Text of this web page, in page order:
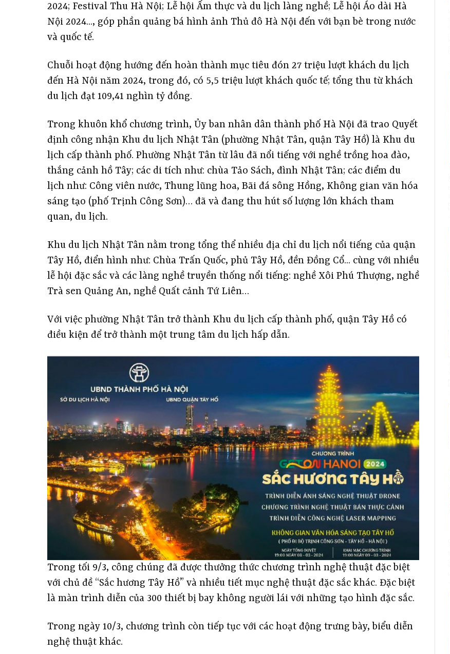
2024; Festival Thu Hà Nội; Lễ hội Ẩm thực và du lịch làng nghề; Lễ hội Áo dài Hà
Nội 2024..., góp phần quảng bá hình ảnh Thủ đô Hà Nội đến với bạn bè trong nước
và quốc tế.
Chuỗi hoạt động hướng đến hoàn thành mục tiêu đón 27 triệu lượt khách du lịch
đến Hà Nội năm 2024, trong đó, có 5,5 triệu lượt khách quốc tế; tổng thu từ khách
du lịch đạt 109,41 nghìn tỷ đồng.
Trong khuôn khổ chương trình, Ủy ban nhân dân thành phố Hà Nội đã trao Quyết
định công nhận Khu du lịch Nhật Tân (phường Nhật Tân, quận Tây Hồ) là Khu du
lịch cấp thành phố. Phường Nhật Tân từ lâu đã nổi tiếng với nghề trồng hoa đào,
thắng cảnh hồ Tây; các di tích như: chùa Tảo Sách, đình Nhật Tân; các điểm du
lịch như: Công viên nước, Thung lũng hoa, Bãi đá sông Hồng, Không gian văn hóa
sáng tạo (phố Trịnh Công Sơn)… đã và đang thu hút số lượng lớn khách tham
quan, du lịch.
Khu du lịch Nhật Tân nằm trong tổng thể nhiều địa chỉ du lịch nổi tiếng của quận
Tây Hồ, điển hình như: Chùa Trấn Quốc, phủ Tây Hồ, đền Đồng Cổ... cùng với nhiều
lễ hội đặc sắc và các làng nghề truyền thống nổi tiếng: nghề Xôi Phú Thượng, nghề
Trà sen Quảng An, nghề Quất cảnh Tứ Liên…
Với việc phường Nhật Tân trở thành Khu du lịch cấp thành phố, quận Tây Hồ có
điều kiện để trở thành một trung tâm du lịch hấp dẫn.
Trong tối 9/3, công chúng đã được thưởng thức chương trình nghệ thuật đặc biệt
với chủ đề “Sắc hương Tây Hồ” và nhiều tiết mục nghệ thuật đặc sắc khác. Đặc biệt
là màn trình diễn của 300 thiết bị bay không người lái với những tạo hình đặc sắc.
Trong ngày 10/3, chương trình còn tiếp tục với các hoạt động trưng bày, biểu diễn
nghệ thuật khác.